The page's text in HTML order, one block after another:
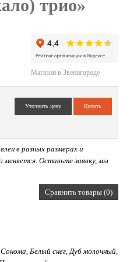
трио»
Магазин в Звенигороде
в разных размерах и
Оставьте заявку, мы
Сравнить товары (0)
Белый снег, Дуб молочный,